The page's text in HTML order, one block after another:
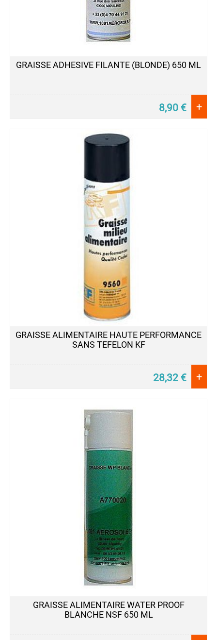
GRAISSE ADHESIVE FILANTE (BLONDE) 650 ML
8,90 € +
GRAISSE ALIMENTAIRE HAUTE PERFORMANCE
SANS TEFELON KF
28,32 € +
GRAISSE ALIMENTAIRE WATER PROOF
BLANCHE NSF 650 ML